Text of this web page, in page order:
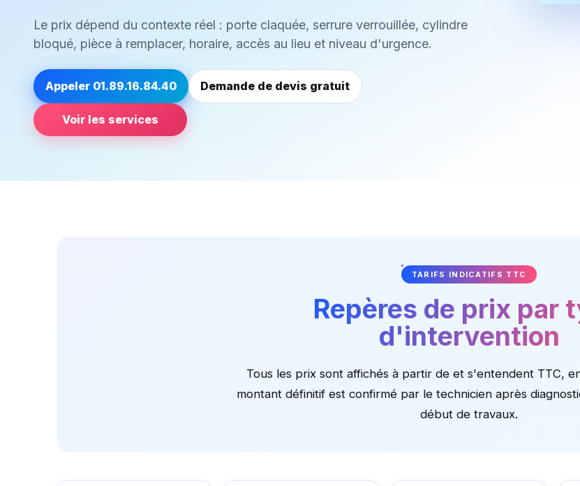
Le prix dépend du contexte réel : porte claquée, serrure verrouillée, cylindre
bloqué, pièce à remplacer, horaire, accès au lieu et niveau d'urgence.
Appeler 01.89.16.84.40 Demande de devis gratuit
Voir les services
TARIFS INDICATIFS TTC
Repères de prix par
d'intervention
Tous les prix sont affichés à partir de et s'entendent TTC,
montant définitif est confirmé par le technicien après
début de travaux.